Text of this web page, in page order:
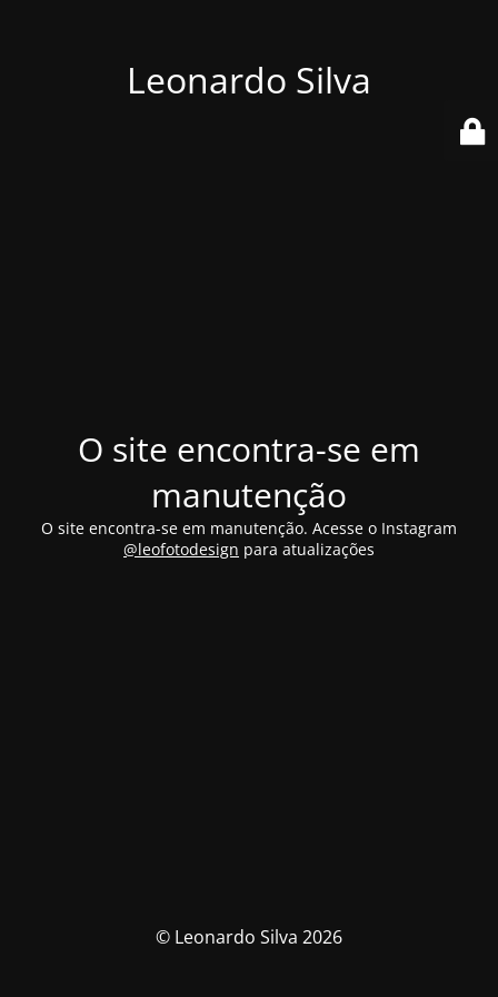
Leonardo Silva
O site encontra-se em
manutenção
O site encontra-se em manutenção. Acesse o Instagram
@leofotodesign para atualizações
© Leonardo Silva 2026